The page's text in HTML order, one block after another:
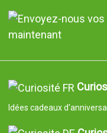
maintenant
Idées cadeaux